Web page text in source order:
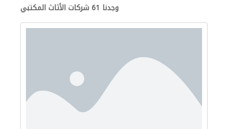
وجدنا 61 شركات الأثاث المكتبي